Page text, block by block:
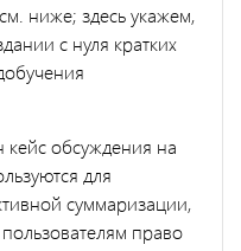
ниже; здесь укажем,
с нуля кратких
обсуждения на
для
суммаризации,
право